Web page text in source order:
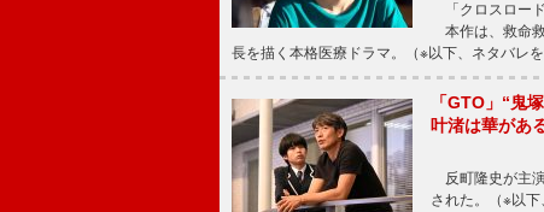
「クロスロー
本作は、救命
長を描く本格医療ドラマ。（※以下、ネタバ
「GTO」“鬼
叶渚は華があ
反町隆史が主
された。（※以